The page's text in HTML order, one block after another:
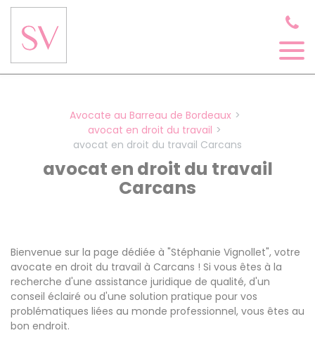
Avocate au Barreau de Bordeaux
avocat en droit du travail
avocat en droit du travail Carcans
avocat en droit du travail
Carcans
Bienvenue sur la page dédiée à "Stéphanie Vignollet", votre
avocate en droit du travail à Carcans ! Si vous êtes à la
recherche d'une assistance juridique de qualité, d'un
conseil éclairé ou d'une solution pratique pour vos
problématiques liées au monde professionnel, vous êtes au
bon endroit.
Panneau de gestion des cookies